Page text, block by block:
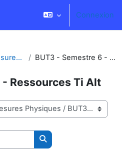
Connexion
BUT Mesures Physiques BUT3 - Semestre 6 - Ressources Ti Alt
Ressources Ti Alt
Rechercher des cours